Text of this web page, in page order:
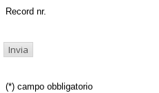
Record nr.
(*) campo obbligatorio